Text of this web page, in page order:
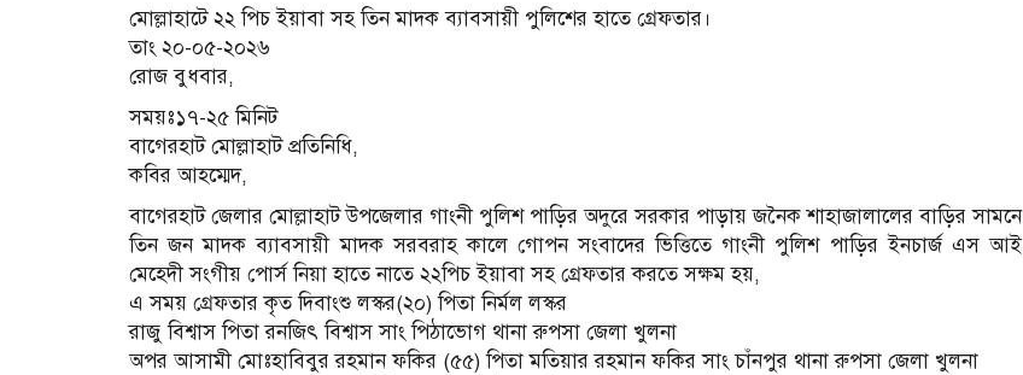
মোল্লাহাটে ২২ পিচ ইয়াবা সহ তিন মাদক ব্যাবসায়ী পুলিশের হাতে গ্রেফতার।
তাং ২০-০৫-২০২৬
রোজ বুধবার,
সময়ঃ১৭-২৫ মিনিট
বাগেরহাট মোল্লাহাট প্রতিনিধি,
কবির আহম্মেদ,
বাগেরহাট জেলার মোল্লাহাট উপজেলার গাংনী পুলিশ পাড়ির অদুরে সরকার পাড়ায় জনৈক শাহাজালালের বাড়ির সামনে
তিন জন মাদক ব্যাবসায়ী মাদক সরবরাহ কালে গোপন সংবাদের ভিত্তিতে গাংনী পুলিশ পাড়ির ইনচার্জ এস আই
মেহেদী সংগীয় পোর্স নিয়া হাতে নাতে ২২পিচ ইয়াবা সহ গ্রেফতার করতে সক্ষম হয়,
এ সময় গ্রেফতার কৃত দিবাংশু লস্কর(২০) পিতা নির্মল লস্কর
রাজু বিশ্বাস পিতা রনজিৎ বিশ্বাস সাং পিঠাভোগ থানা রুপসা জেলা খুলনা
অপর আসামী মোঃহাবিবুর রহমান ফকির (৫৫) পিতা মতিয়ার রহমান ফকির সাং চাঁনপুর থানা রুপসা জেলা খুলনা